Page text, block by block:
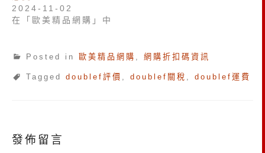
2024-11-02
在「歐美精品網購」中
Posted in 歐美精品網購 網購折扣碼資訊
Tagged doublef評價 doublef關稅 doublef運費
發佈留言